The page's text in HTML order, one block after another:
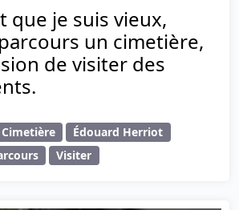
que je suis vieux,
un cimetière,
de visiter des
Cimetière
Édouard Herriot
Visiter